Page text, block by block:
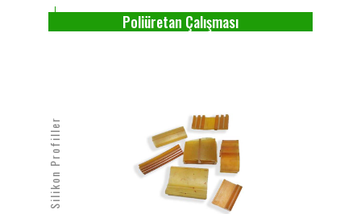
Poliüretan Çalışması
Silikon Profiller